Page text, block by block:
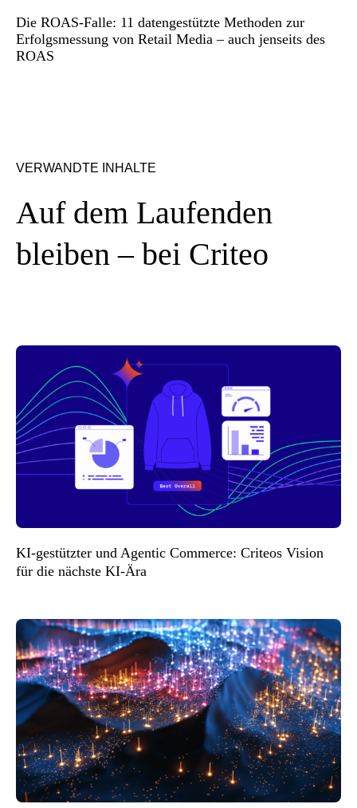
Die ROAS-Falle: 11 datengestützte Methoden zur
Erfolgsmessung von Retail Media – auch jenseits des
ROAS
VERWANDTE INHALTE
Auf dem Laufenden
bleiben – bei Criteo
KI-gestützter und Agentic Commerce: Criteos Vision
für die nächste KI-Ära